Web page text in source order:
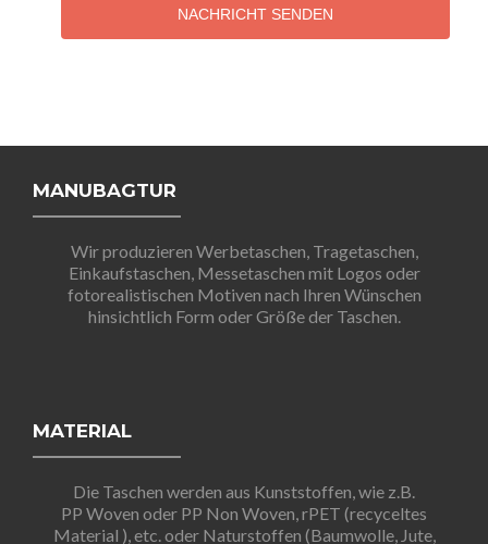
NACHRICHT SENDEN
MANUBAGTUR
Wir produzieren Werbetaschen, Tragetaschen,
Einkaufstaschen, Messetaschen mit Logos oder
fotorealistischen Motiven nach Ihren Wünschen
hinsichtlich Form oder Größe der Taschen.
MATERIAL
Die Taschen werden aus Kunststoffen, wie z.B.
PP Woven oder PP Non Woven, rPET (recyceltes
Material ), etc. oder Naturstoffen (Baumwolle, Jute,